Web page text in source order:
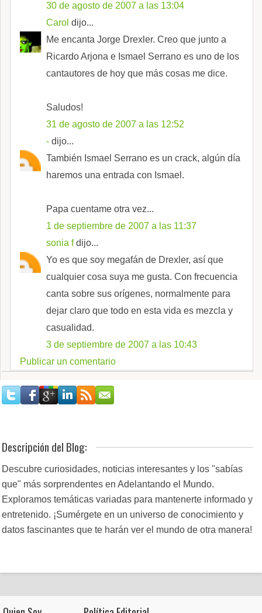
30 de agosto de 2007 a las 13:04
Carol dijo...
Me encanta Jorge Drexler. Creo que junto a
Ricardo Arjona e Ismael Serrano es uno de los
cantautores de hoy que más cosas me dice.
Saludos!
31 de agosto de 2007 a las 12:52
- dijo...
También Ismael Serrano es un crack, algún día
haremos una entrada con Ismael.
Papa cuentame otra vez...
1 de septiembre de 2007 a las 11:37
sonia fdijo...
Yo es que soy megafán de Drexler, así que
cualquier cosa suya me gusta. Con frecuencia
canta sobre sus orígenes, normalmente para
dejar claro que todo en esta vida es mezcla y
casualidad.
3 de septiembre de 2007 a las 10:43
Publicar un comentario
Descripción del Blog:
Descubre curiosidades, noticias interesantes y los "sabías
que" más sorprendentes en Adelantando el Mundo.
Exploramos temáticas variadas para mantenerte informado y
entretenido. ¡Sumérgete en un universo de conocimiento y
datos fascinantes que te harán ver el mundo de otra manera!